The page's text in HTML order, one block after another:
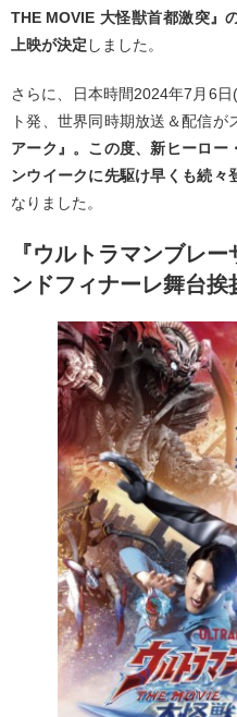
THE MOVIE 大怪獣首都激突』
上映が決定 しました。
さらに、日本時間2024年7月6
ト発、世界同時期放送＆配信が
アーク』。この度、新ヒーロー
ンウイークに先駆け早くも続
なりました。
『ウルトラマンブレ
ンドフィナーレ舞台挨